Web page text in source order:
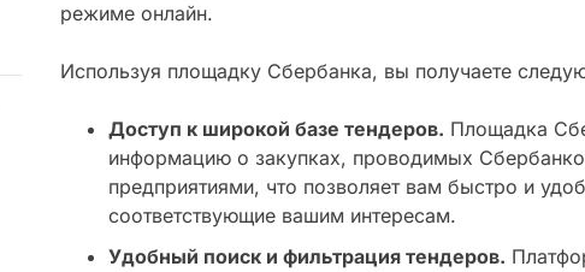
режиме онлайн.
Используя площадку Сбербанка, вы получаете
Доступ к широкой базе тендеров. Площадка
информацию о закупках, проводимых
предприятиями, что позволяет вам быстро и
соответствующие вашим интересам.
Удобный поиск и фильтрация тендеров.